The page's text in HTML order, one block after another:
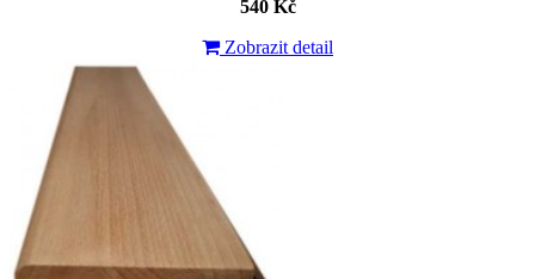
540 Kč
Zobrazit detail